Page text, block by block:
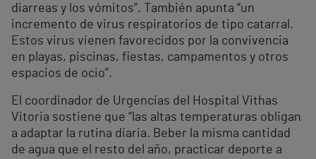
diarreas y los vómitos”. También apunta “un
incremento de virus respiratorios de tipo catarral.
Estos virus vienen favorecidos por la convivencia
en playas, piscinas, fiestas, campamentos y otros
espacios de ocio”.
El coordinador de Urgencias del Hospital Vithas
Vitoria sostiene que “las altas temperaturas obligan
a adaptar la rutina diaria. Beber la misma cantidad
de agua que el resto del año, practicar deporte a